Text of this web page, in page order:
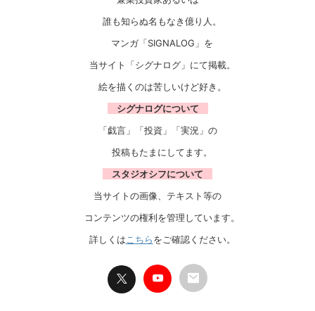
誰も知らぬ名もなき億り人。
マンガ「SIGNALOG」を
当サイト「シグナログ」にて掲載。
絵を描くのは苦しいけど好き。
シグナログについて
「戯言」「投資」「実況」の
投稿もたまにしてます。
スタジオシフについて
当サイトの画像、テキスト等の
コンテンツの権利を管理しています。
詳しくはこちらをご確認ください。